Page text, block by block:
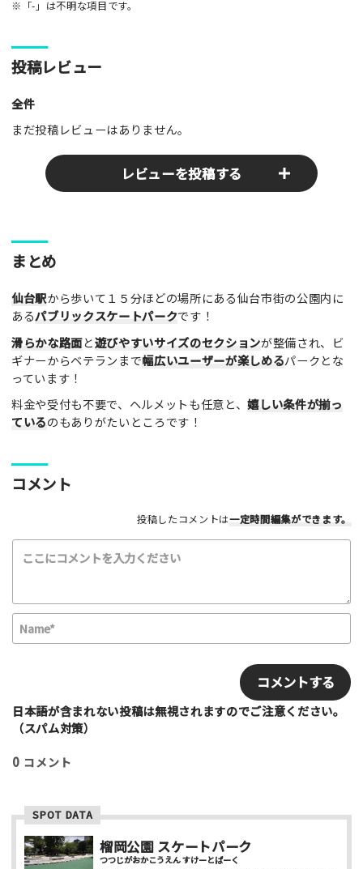
※「-」は不明な項目です。
投稿レビュー
全件
まだ投稿レビューはありません。
レビューを投稿する
ここのパークやスポットの感想をぜひお寄せください！みんな
の参考となります！
レビュータイトル（※必須）
レビュー本文（※必須）
利用したもの
インラインスケート
BMX
スクーター
その他
最高！
よかった！ ふつう
いまいち
最悪
ファミリー向け
利用者多い
利用者少ない
女性多い
セクション多い
セクション少ない
写真など
まとめ
仙台駅から歩いて１５分ほどの場所にある仙台市街の公園内に
あるパブリックスケートパークです！
滑らかな路面と遊びやすいサイズのセクションが整備され、ビ
ギナーからベテランまで幅広いユーザーが楽しめるパークとな
っています！
料金や受付も不要で、ヘルメットも任意と、嬉しい条件が揃っ
ているのもありがたいところです！
コメント
投稿したコメントは一定時間編集ができます。
N
*
i日本語が含まれない投稿は無視されますのでご注意ください。
（スパム対策）
0 コメント
SPOT DATA
榴岡公園 スケートパーク
つつじがおかこうえん すけーとぱーく